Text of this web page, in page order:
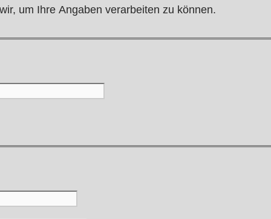
um Ihre Angaben verarbeiten zu können.